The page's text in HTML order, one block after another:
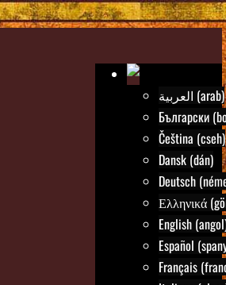
العربية (arab)
Български
Čeština (cseh)
Dansk (dán)
Deutsch
Ελληνικά
English
Español
Français